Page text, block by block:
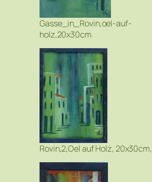
Gasse_in_Rovin,oel-auf-
holz,20x30cm
Rovin,2,Oel auf Holz, 20x30cm,